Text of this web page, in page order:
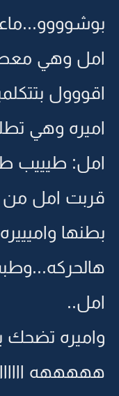
امل وهي
اقووول
اميره وهي
امل: طيييب
قربت امل من
بطنها
امل..
واميره تضحك
هههههه